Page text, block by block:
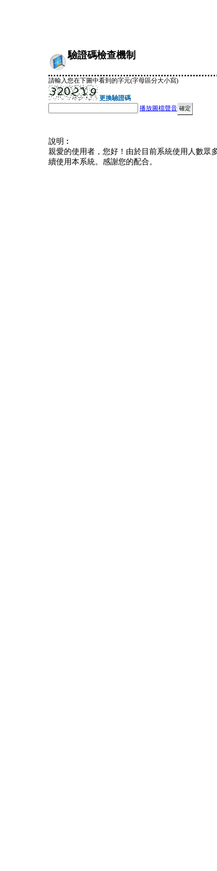
驗證碼檢查機制
請輸入您在下圖中看到的字元(字母區分大小寫)
更換驗證碼
播放圖檔聲音
說明︰
親愛的使用者，您好！由於目前系統使用人數眾
續使用本系統。感謝您的配合。